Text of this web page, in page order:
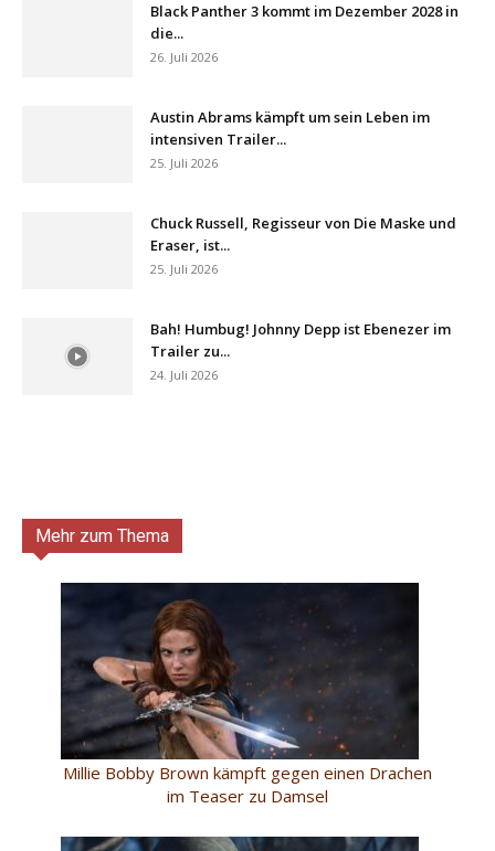
Black Panther 3 kommt im Dezember 2028 in
die...
26. Juli 2026
Austin Abrams kämpft um sein Leben im
intensiven Trailer...
25. Juli 2026
Chuck Russell, Regisseur von Die Maske und
Eraser, ist...
25. Juli 2026
Bah! Humbug! Johnny Depp ist Ebenezer im
Trailer zu...
24. Juli 2026
Mehr zum Thema
Millie Bobby Brown kämpft gegen einen Drachen
im Teaser zu Damsel